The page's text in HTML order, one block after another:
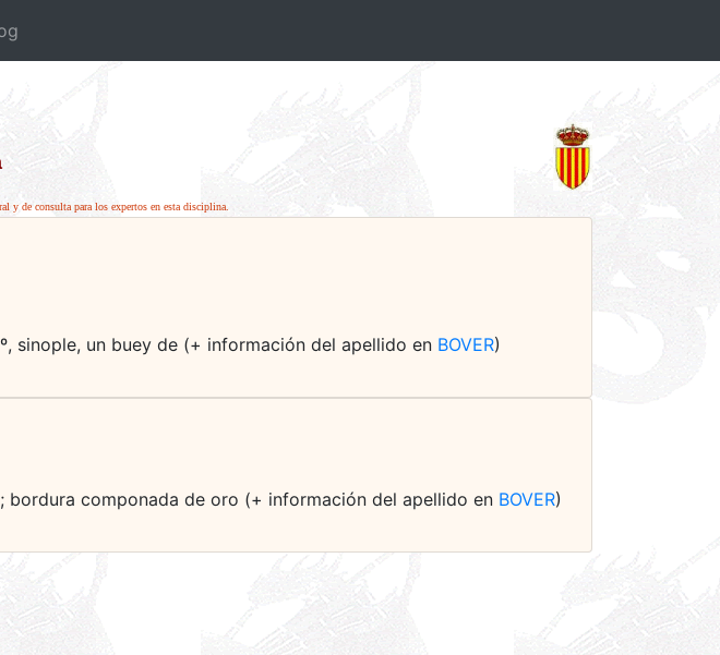
y de consulta para los expertos en esta disciplina.
sinople, un buey de (+ información del apellido en BOVER)
bordura componada de oro (+ información del apellido en BOVER)